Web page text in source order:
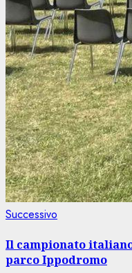
Successivo
Il campionato
parco Ippodromo